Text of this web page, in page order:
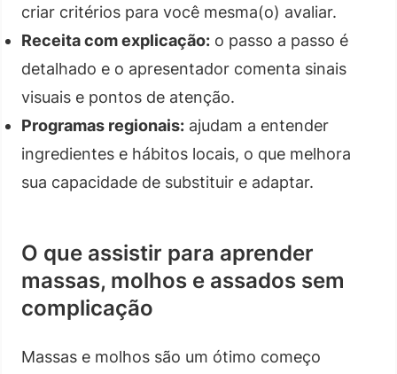
criar critérios para você mesma(o) avaliar.
Receita com explicação: o passo a passo é
detalhado e o apresentador comenta sinais
visuais e pontos de atenção.
Programas regionais: ajudam a entender
ingredientes e hábitos locais, o que melhora
sua capacidade de substituir e adaptar.
O que assistir para aprender
massas, molhos e assados sem
complicação
Massas e molhos são um ótimo começo